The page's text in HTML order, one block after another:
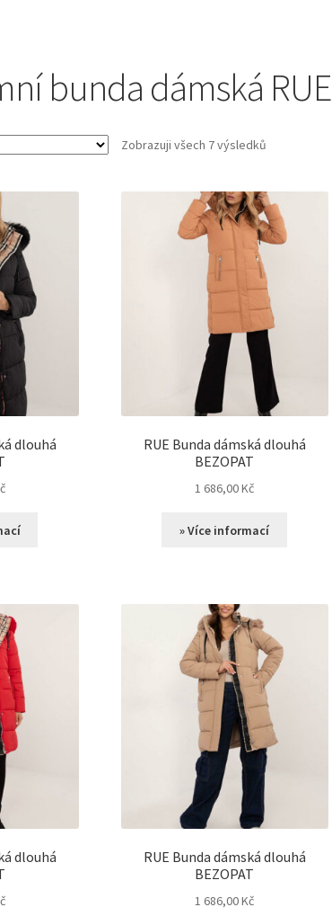
bunda dámská RUE
Zobrazuji všech 7 výsledků
dlouhá
RUE Bunda dámská dlouhá
BEZOPAT
1 686,00Kč
» Více informací
dlouhá
RUE Bunda dámská dlouhá
BEZOPAT
1 686,00Kč